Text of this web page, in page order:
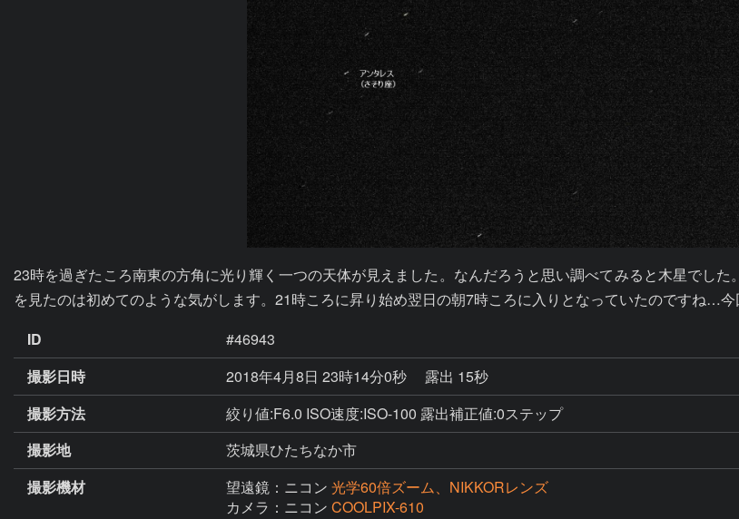
23時を過ぎたころ南東の方角に光り輝く一つの天体が見えました。なんだろうと思い調べてみると木星でし
を見たのは初めてのような気がします。21時ころに昇り始め翌日の朝7時ころに入りとなっていたのですね…今
ID
#46943
撮影日時
2018年4月8日 23時14分0秒
露出 15秒
撮影方法
絞り値:F6.0 ISO速度:ISO-100 露出補正値:0ステップ
撮影地
茨城県ひたちなか市
撮影機材
望遠鏡：ニコン 光学60倍ズーム、NIKKORレンズ
カメラ：ニコン COOLPIX-610